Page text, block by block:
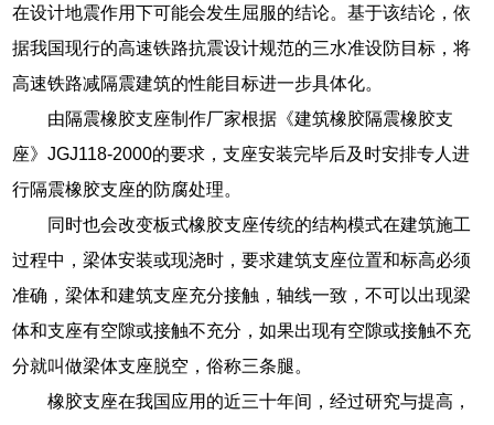
在设计地震作用下可能会发生屈服的结论。基于该结论，依
据我国现行的高速铁路抗震设计规范的三水准设防目标，将
高速铁路减隔震建筑的性能目标进一步具体化。
由隔震橡胶支座制作厂家根据《建筑橡胶隔震橡胶支
座》JGJ118-2000的要求，支座安装完毕后及时安排专人进
行隔震橡胶支座的防腐处理。
同时也会改变板式橡胶支座传统的结构模式在建筑施工
过程中，梁体安装或现浇时，要求建筑支座位置和标高必须
准确，梁体和建筑支座充分接触，轴线一致，不可以出现梁
体和支座有空隙或接触不充分，如果出现有空隙或接触不充
分就叫做梁体支座脱空，俗称三条腿。
橡胶支座在我国应用的近三十年间，经过研究与提高，